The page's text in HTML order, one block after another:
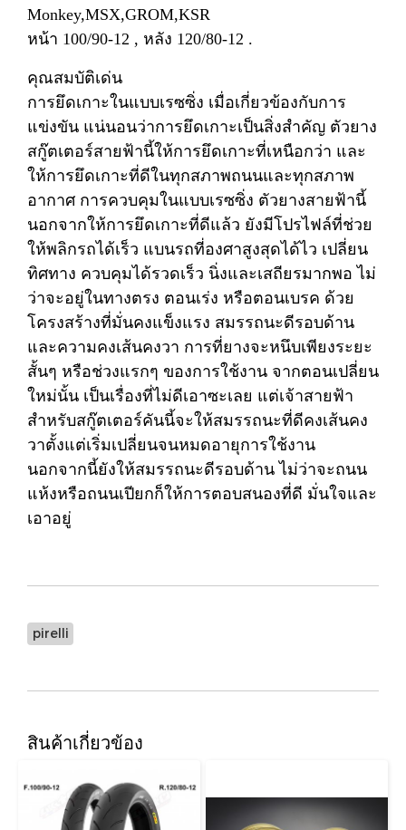
Monkey,MSX,GROM,KSR
หน้า 100/90-12 , หลัง 120/80-12 .
คุณสมบัติเด่น
การยึดเกาะในแบบเรซซิ่ง เมื่อเกี่ยวข้องกับการ
แข่งขัน แน่นอนว่าการยึดเกาะเป็นสิ่งสำคัญ ตัวยาง
สกู๊ตเตอร์สายฟ้านี้ให้การยึดเกาะที่เหนือกว่า และ
ให้การยึดเกาะที่ดีในทุกสภาพถนนและทุกสภาพ
อากาศ การควบคุมในแบบเรซซิ่ง ตัวยางสายฟ้านี้
นอกจากให้การยึดเกาะที่ดีแล้ว ยังมีโปรไฟล์ที่ช่วย
ให้พลิกรถได้เร็ว แบนรถที่องศาสูงสุดได้ไว เปลี่ยน
ทิศทาง ควบคุมได้รวดเร็ว นิ่งและเสถียรมากพอ ไม่
ว่าจะอยู่ในทางตรง ตอนเร่ง หรือตอนเบรค ด้วย
โครงสร้างที่มั่นคงแข็งแรง สมรรถนะดีรอบด้าน
และความคงเส้นคงวา การที่ยางจะหนึบเพียงระยะ
สั้นๆ หรือช่วงแรกๆ ของการใช้งาน จากตอนเปลี่ยน
ใหม่นั้น เป็นเรื่องที่ไม่ดีเอาซะเลย แต่เจ้าสายฟ้า
สำหรับสกู๊ตเตอร์คันนี้จะให้สมรรถนะที่ดีคงเส้นคง
วาตั้งแต่เริ่มเปลี่ยนจนหมดอายุการใช้งาน
นอกจากนี้ยังให้สมรรถนะดีรอบด้าน ไม่ว่าจะถนน
แห้งหรือถนนเปียกก็ให้การตอบสนองที่ดี มั่นใจและ
เอาอยู่
pirelli
สินค้าเกี่ยวข้อง